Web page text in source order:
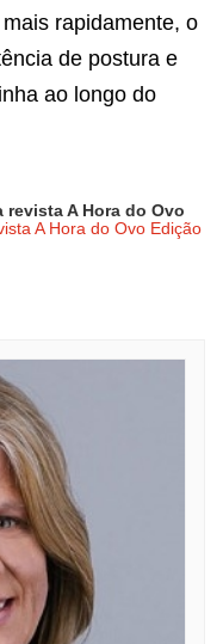
rapidamente, o
de postura e
ao longo do
A Hora do Ovo
A Hora do Ovo Edição